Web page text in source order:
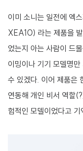
이미 소니는 일전에 엑
XEA10) 라는 제품을
었는지 아는 사람이 드
이밍이나 기기 모델명
수 있겠다. 이어 제품은
연동해 개인 비서 역할
험적인 모델이었다고 기